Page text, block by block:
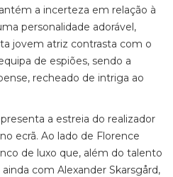
a incerteza em relação à
personalidade adorável,
jovem atriz contrasta com o
de espiões, sendo a
recheado de intriga ao
a estreia do realizador
ecrã. Ao lado de Florence
de luxo que, além do talento
com Alexander Skarsgård,